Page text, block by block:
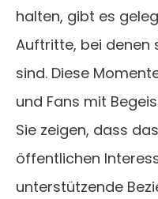
halten, gibt es
Auftritte, bei denen
sind. Diese
und Fans mit
Sie zeigen, dass
öffentlichen
unterstützende